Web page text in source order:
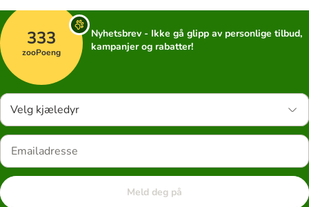
333
zooPoeng
Nyhetsbrev - Ikke gå glipp av personlige tilbud,
kampanjer og rabatter!
Velg kjæledyr
Meld deg på